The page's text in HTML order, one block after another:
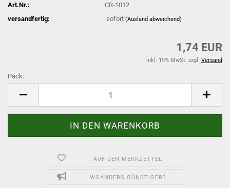
Art.Nr.:
CR-1012
versandfertig:
sofort(Ausland abweichend)
1,74 EUR
inkl. 19% MwSt. zzgl. Versand
Pack:
AUF DEN MERKZETTEL
WOANDERS GÜNSTIGER?